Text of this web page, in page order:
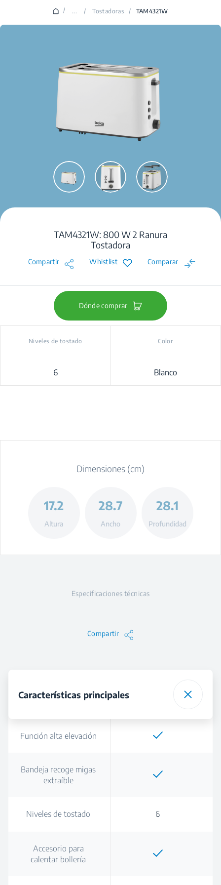
/ ... / Tostadoras / TAM4321W
TAM4321W: 800 W 2 Ranura
Tostadora
Compartir Whistlist Comparar
Dónde comprar
Niveles de tostado
6
Color
Blanco
Dimensiones (cm)
17.2
Altura
28.7
Ancho
28.1
Profundidad
Especificaciones técnicas
Compartir
Características principales
Función alta elevación
Bandeja recoge migas
extraíble
Niveles de tostado 6
Accesorio para
calentar bollería